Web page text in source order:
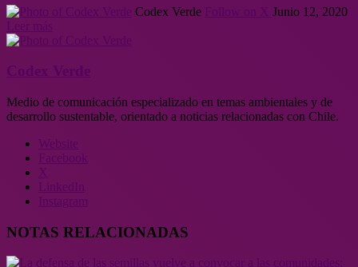
Codex Verde
Junio 12, 2020
Medio de comunicación especializado en temas ambientales y de
desarrollo sustentable, orientado a noticias relacionadas con Chile.
NOTAS RELACIONADAS